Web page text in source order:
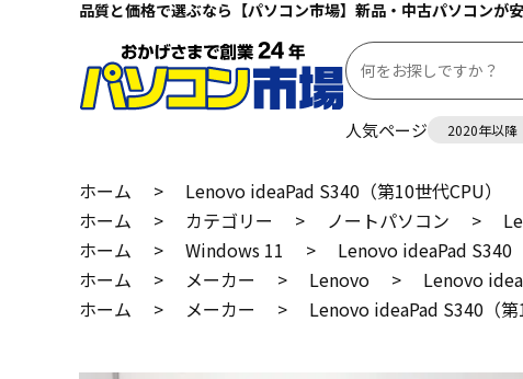
品質と価格で選ぶなら【パソコン市場】新品・中古パソコンが
人気ページ 2020年以降
ホーム >
Lenovo ideaPad S340（第10世代CPU）
ホーム
> カテゴリー > ノートパソコン >
ホーム
> Windows 11 >
Lenovo ideaPad S340
ホーム
> メーカー > Lenovo >
Lenovo
ホーム
> メーカー > Lenovo ideaPad S340（第